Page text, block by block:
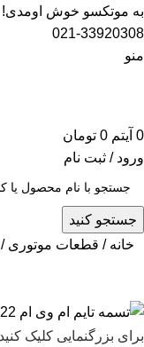
به موتکسو خوش اومدی!
021-33920308
منو
0 آیتم 0 تومان
ورود / ثبت نام
جستجو کنید
خانه قطعات موتوری
برای بزرگنمایی کلیک کنید